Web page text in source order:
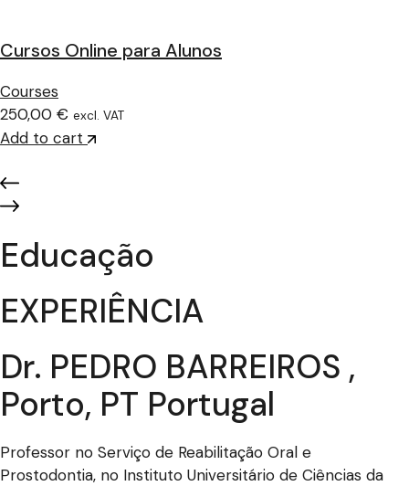
Cursos Online para Alunos
Courses
250,00 € excl. VAT
Add to cart
Educação
EXPERIÊNCIA
Dr. PEDRO BARREIROS ,
Porto, PT Portugal
Professor no Serviço de Reabilitação Oral e
Prostodontia, no Instituto Universitário de Ciências da